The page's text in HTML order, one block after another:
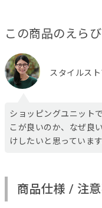
この商品のえら
スタイルス
ショッピングユニット
こが良いのか、なぜ良
けしたいと思っています
商品仕様 / 注